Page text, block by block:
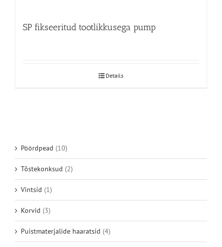
SP fikseeritud tootlikkusega pump
Details
Pöördpead (10)
Tõstekonksud (2)
Vintsid (1)
Korvid (3)
Puistmaterjalide haaratsid (4)